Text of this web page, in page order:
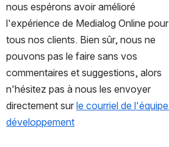
nous espérons avoir amélioré
l'expérience de Medialog Online pour
tous nos clients. Bien sûr, nous ne
pouvons pas le faire sans vos
commentaires et suggestions, alors
n'hésitez pas à nous les envoyer
directement sur le courriel de l'équipe
développement